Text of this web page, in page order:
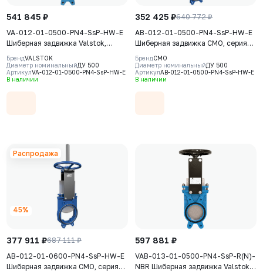
541 845 ₽
VA-012-01-0500-PN4-SsP-HW-E
Шиберная задвижка Valstok,
серия VА, DN 0500, PN=4 Бар,
штурвал, выдвижной шток, корпус
GJS-500-7 (GGG50) , нож AISI304,
БрендVALSTOK
Диаметр номинальныйДУ 500
АртикулVA-012-01-0500-PN4-SsP-HW-E
В наличии
352 425 ₽640 772 ₽
AB-012-01-0500-PN4-SsP-HW-E
Шиберная задвижка CMO, серия
АВ, DN500, РN4, штурвал,
выдвижной шток, корпус GJS-
500-7 (GGG50), нож AISI304,
БрендCMO
Диаметр номинальныйДУ 500
АртикулAB-012-01-0500-PN4-SsP-HW-E
В наличии
Распродажа
377 911 ₽687 111 ₽
45%
AB-012-01-0600-PN4-SsP-HW-E
Шиберная задвижка CMO, серия
597 881 ₽
VAB-013-01-0500-PN4-SsP-R(N)-
NBR Шиберная задвижка Valstok,